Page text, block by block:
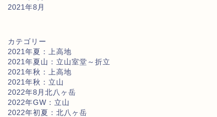
2021年8月
カテゴリー
2021年夏：上高地
2021年夏山：立山室堂～折立
2021年秋：上高地
2021年秋：立山
2022年8月北八ヶ岳
2022年GW：立山
2022年初夏：北八ヶ岳